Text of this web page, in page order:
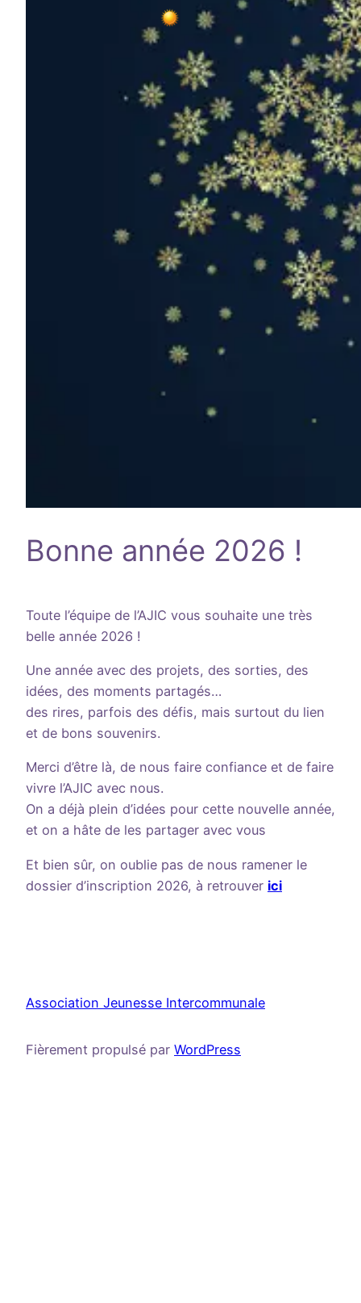
Bonne année 2026 !
Toute l’équipe de l’AJIC vous souhaite une très
belle année 2026 !
Une année avec des projets, des sorties, des
idées, des moments partagés…
des rires, parfois des défis, mais surtout du lien
et de bons souvenirs.
Merci d’être là, de nous faire confiance et de faire
vivre l’AJIC avec nous.
On a déjà plein d’idées pour cette nouvelle année,
et on a hâte de les partager avec vous
Et bien sûr, on oublie pas de nous ramener le
dossier d’inscription 2026, à retrouver ici
Association Jeunesse Intercommunale
Fièrement propulsé par WordPress